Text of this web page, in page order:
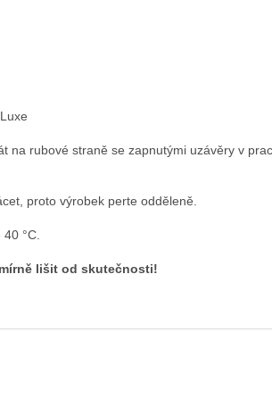
na rubové straně se zapnutými uzávěry v
proto výrobek perte odděleně.
°C.
lišit od skutečnosti!